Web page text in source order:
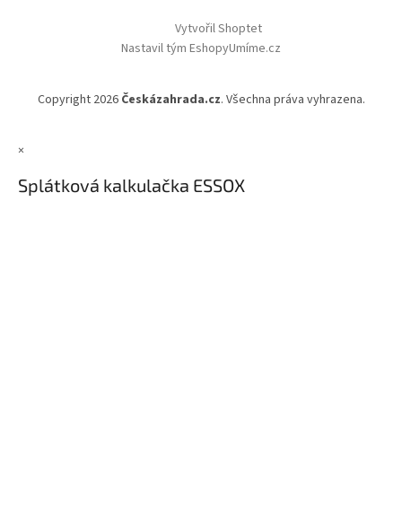
Vytvořil Shoptet
Nastavil tým EshopyUmíme.cz
Copyright 2026 Českázahrada.cz. Všechna práva vyhrazena.
×
Splátková kalkulačka ESSOX